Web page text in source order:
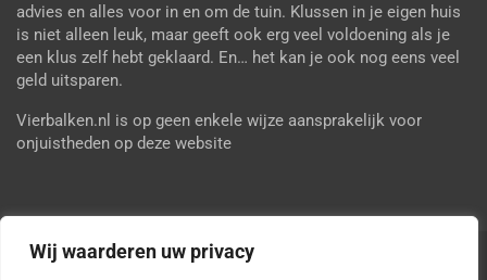
Wij waarderen uw privacy
advies en alles voor in en om de tuin. Klussen in je eigen huis
is niet alleen leuk, maar geeft ook erg veel voldoening als je
een klus zelf hebt geklaard. En… het kan je ook nog eens veel
geld uitsparen.
Vierbalken.nl is op geen enkele wijze aansprakelijk voor
onjuistheden op deze website
Copyright © 2026 Vier Balken